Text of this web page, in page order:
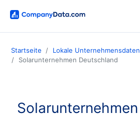
Startseite
Lokale Unternehmensdaten
Solarunternehmen Deutschland
Solarunternehmen